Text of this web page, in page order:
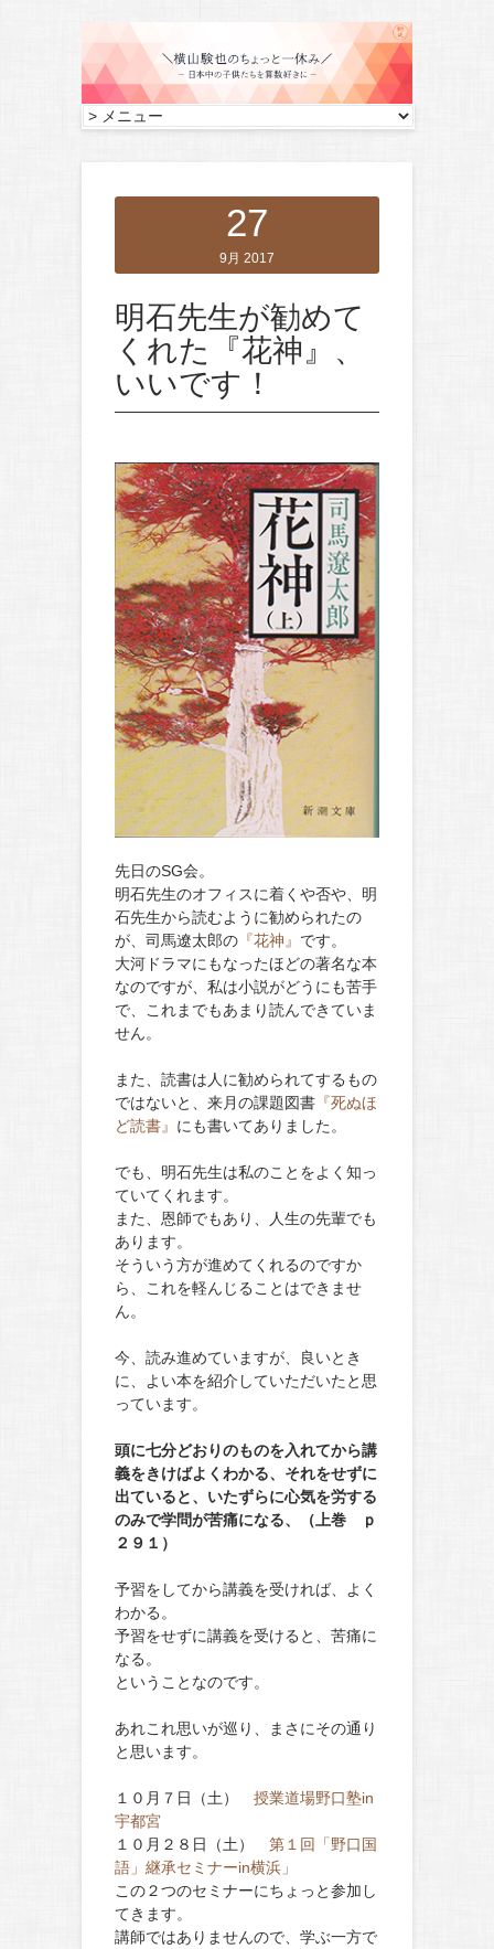
27
9月 2017
明石先生が勧めて
くれた『花神』、
いいです！
先日のSG会。
明石先生のオフィスに着くや否や、明
石先生から読むように勧められたの
が、司馬遼太郎の 『花神』 です。
大河ドラマにもなったほどの著名な本
なのですが、私は小説がどうにも苦手
で、これまでもあまり読んできていま
せん。
また、読書は人に勧められてするもの
ではないと、来月の課題図書 『死ぬほ
ど読書』 にも書いてありました。
でも、明石先生は私のことをよく知っ
ていてくれます。
また、恩師でもあり、人生の先輩でも
あります。
そういう方が進めてくれるのですか
ら、これを軽んじることはできませ
ん。
今、読み進めていますが、良いとき
に、よい本を紹介していただいたと思
っています。
頭に七分どおりのものを入れてから講
義をきけばよくわかる、それをせずに
出ていると、いたずらに心気を労する
のみで学問が苦痛になる、（上巻 ｐ
２９１）
予習をしてから講義を受ければ、よく
わかる。
予習をせずに講義を受けると、苦痛に
なる。
ということなのです。
あれこれ思いが巡り、まさにその通り
と思います。
１０月７日（土） 授業道場野口塾in
宇都宮
１０月２８日（土） 第１回「野口国
語」継承セミナーin横浜」
この２つのセミナーにちょっと参加し
てきます。
講師ではありませんので、学ぶ一方で